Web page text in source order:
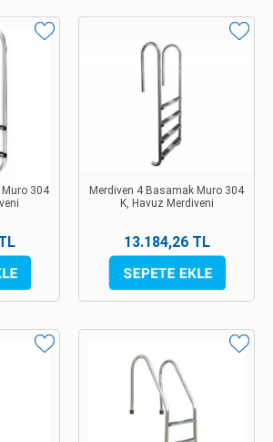
304
Merdiven 4 Basamak Muro 304
K, Havuz Merdiveni
13.184,26 TL